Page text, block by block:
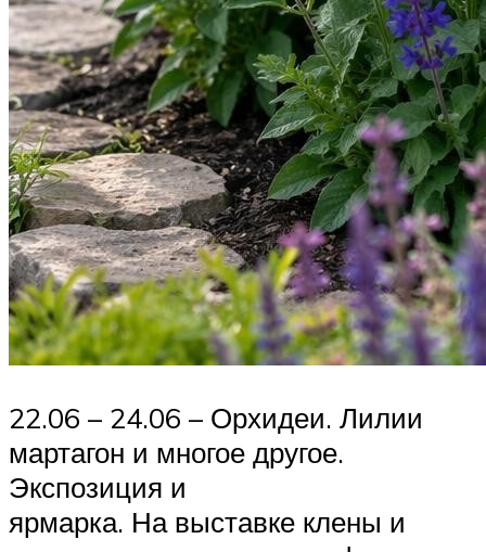
22.06 – 24.06 – Орхидеи. Лилии
мартагон и многое другое.
Экспозиция и
ярмарка. На выставке клены и